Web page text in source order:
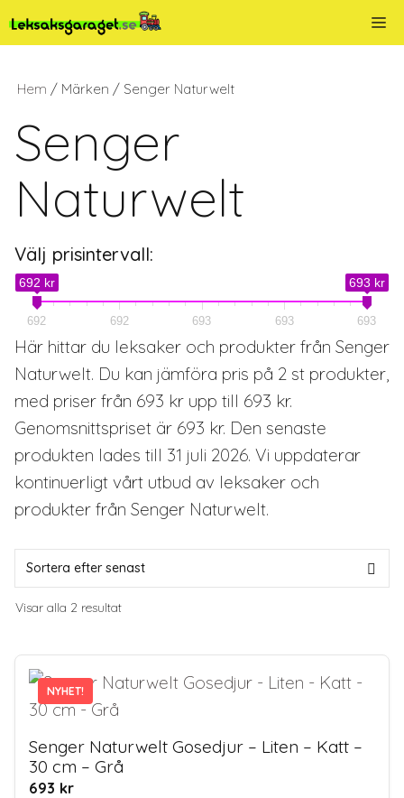
Hoppa
till
Hem / Märken / Senger Naturwelt
Senger
Naturwelt
Välj prisintervall:
692 kr 693 kr
692 692 693 693 693
Här hittar du leksaker och produkter från Senger
Naturwelt. Du kan jämföra pris på 2 st produkter,
med priser från 693 kr upp till 693 kr.
Genomsnittspriset är 693 kr. Den senaste
produkten lades till 31 juli 2026. Vi uppdaterar
kontinuerligt vårt utbud av leksaker och
produkter från Senger Naturwelt.
Visar alla 2 resultatSortera
NYHET!
Senger Naturwelt Gosedjur – Liten – Katt –
30 cm – Grå
693 kr